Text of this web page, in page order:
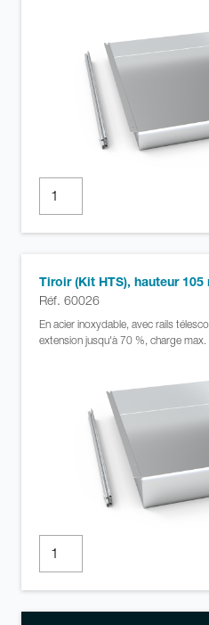
Tiroir (Kit HTS), hauteur 105
Réf. 60026
En acier inoxydable, avec rails
extension jusqu'à 70 %, charge